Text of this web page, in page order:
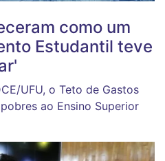
como um
Estudantil teve
UFU, o Teto de Gastos
ao Ensino Superior